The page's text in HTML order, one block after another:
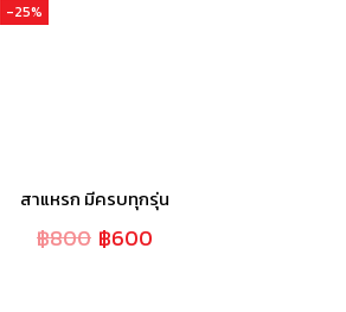
-25%
สาแหรก มีครบทุกรุ่น
฿800 ฿600